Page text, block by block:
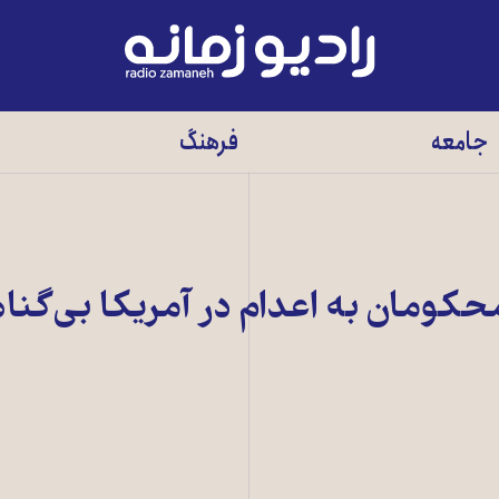
رادیو
زمانه
جامعه فرهنگ
به اعدام در آمریکا